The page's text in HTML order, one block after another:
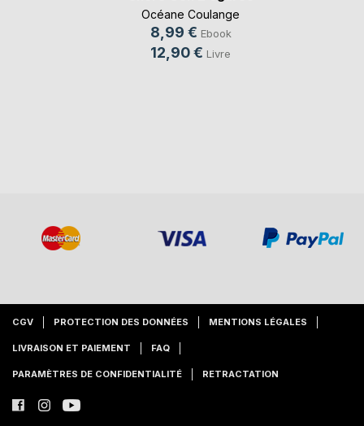
Océane Coulange
8,99 € Ebook
12,90 € Livre
CGV PROTECTION DES DONNÉES MENTIONS LÉGALES
LIVRAISON ET PAIEMENT FAQ
PARAMÈTRES DE CONFIDENTIALITÉ RETRACTATION